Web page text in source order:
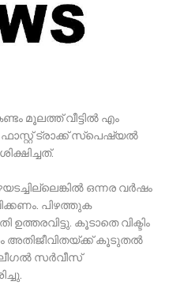
മൂലത്ത് വീട്ടില്‍ എം
ട്രാക്ക് സ്പെഷ്യല്‍
ഒന്നര വർഷം
പിഴത്തുക
കൂടാതെ വിക്ടിം
അതിജീവിതയ്ക്ക് കൂടുതല്‍
ലീഗല്‍ സർവീസ്